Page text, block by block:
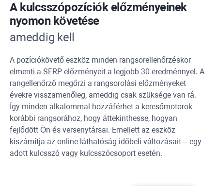
A kulcsszópozíciók előzményeinek
nyomon követése
ameddig kell
A pozíciókövető eszköz minden rangsorellenőrzéskor
elmenti a SERP előzményeit a legjobb 30 eredménnyel. A
rangellenőrző megőrzi a rangsorolási előzményeket
évekre visszamenőleg, ameddig csak szüksége van rá.
Így minden alkalommal hozzáférhet a keresőmotorok
korábbi rangsorához, hogy áttekinthesse, hogyan
fejlődött Ön és versenytársai. Emellett az eszköz
kiszámítja az online láthatóság időbeli változásait – egy
adott kulcsszó vagy kulcsszócsoport esetén.